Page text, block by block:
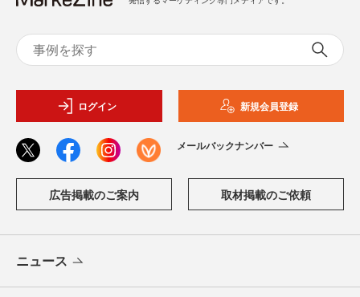
ログイン 新規会員登録
メールバックナンバー
広告掲載のご案内 取材掲載のご依頼
ニュース